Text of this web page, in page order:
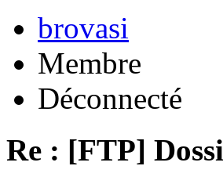
brovasi
Membre
Déconnecté
Re : [FTP]